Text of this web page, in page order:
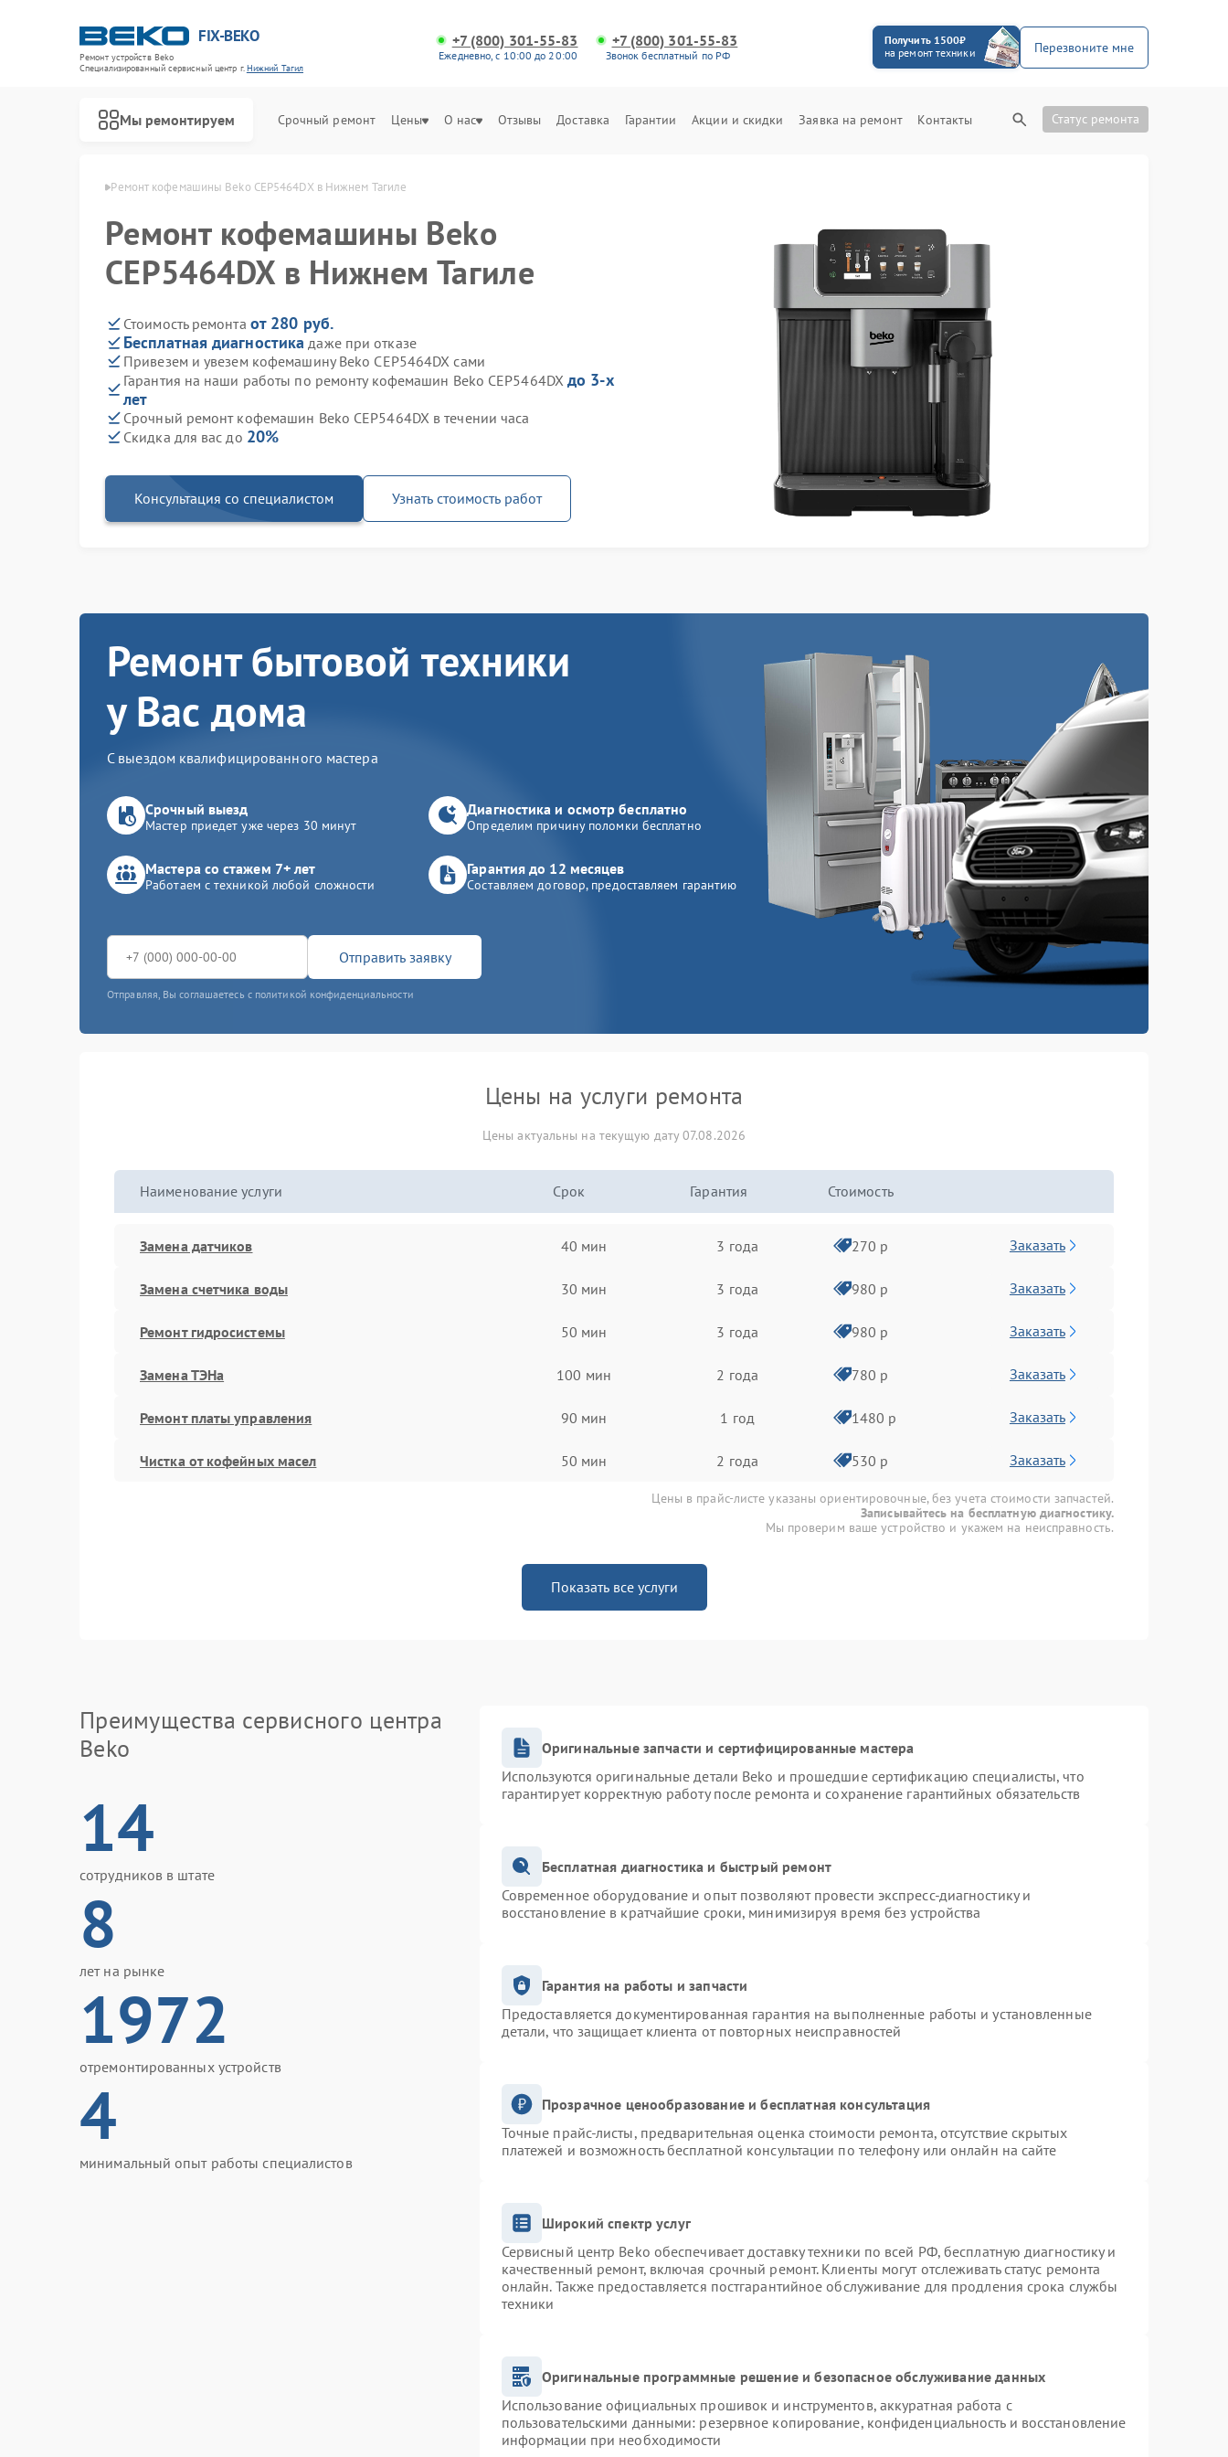
FIX-BEKO
Ремонт устройств Beko
Специализированный cервисный центр г.Нижний Тагил
+7 (800) 301-55-83
Ежедневно, с 10:00 до 20:00
+7 (800) 301-55-83
Звонок бесплатный по РФ
Получить 1500₽
на ремонт техники
Перезвоните мне
Мы ремонтируем Срочный ремонт Цены О нас Отзывы Доставка Гарантии Акции и скидки Заявка на ремонт Контакты Статус ремонта
в Нижнем Тагиле Ремонт кофемашины Beko CEP5464DX в Нижнем Тагиле
Ремонт кофемашины Beko
CEP5464DX в Нижнем Тагиле
Стоимость ремонта от 280 руб.
Бесплатная диагностика даже при отказе
Привезем и увезем кофемашину Beko CEP5464DX сами
Гарантия на наши работы по ремонту кофемашин Beko CEP5464DX до 3-х
лет
Срочный ремонт кофемашин Beko CEP5464DX в течении часа
Скидка для вас до 20%
Консультация со специалистом Узнать стоимость работ
Ремонт бытовой техники
у Вас дома
С выездом квалифицированного мастера
Срочный выезд
Мастер приедет уже через 30 минут
Диагностика и осмотр бесплатно
Определим причину поломки бесплатно
Мастера со стажем 7+ лет
Работаем с техникой любой сложности
Гарантия до 12 месяцев
Составляем договор, предоставляем гарантию
Отправить заявку
Отправляя, Вы соглашаетесь с политикой конфиденциальности
Цены на услуги ремонта
Цены актуальны на текущую дату 07.08.2026
Наименование услуги Срок Гарантия Стоимость
Замена датчиков 40 мин 3 года 270 р Заказать
Замена счетчика воды 30 мин 3 года 980 р Заказать
Ремонт гидросистемы 50 мин 3 года 980 р Заказать
Замена ТЭНа 100 мин 2 года 780 р Заказать
Ремонт платы управления 90 мин 1 год 1480 р Заказать
Чистка от кофейных масел 50 мин 2 года 530 р Заказать
Цены в прайс-листе указаны ориентировочные, без учета стоимости запчастей.
Записывайтесь на бесплатную диагностику.
Мы проверим ваше устройство и укажем на неисправность.
Показать все услуги
Преимущества сервисного центра
Beko
14
сотрудников в штате
8
лет на рынке
1972
отремонтированных устройств
4
минимальный опыт работы специалистов
Оригинальные запчасти и сертифицированные мастера
Используются оригинальные детали Beko и прошедшие сертификацию специалисты, что
гарантирует корректную работу после ремонта и сохранение гарантийных обязательств
Бесплатная диагностика и быстрый ремонт
Современное оборудование и опыт позволяют провести экспресс-диагностику и
восстановление в кратчайшие сроки, минимизируя время без устройства
Гарантия на работы и запчасти
Предоставляется документированная гарантия на выполненные работы и установленные
детали, что защищает клиента от повторных неисправностей
Прозрачное ценообразование и бесплатная консультация
Точные прайс-листы, предварительная оценка стоимости ремонта, отсутствие скрытых
платежей и возможность бесплатной консультации по телефону или онлайн на сайте
Широкий спектр услуг
Сервисный центр Beko обеспечивает доставку техники по всей РФ, бесплатную диагностику и
качественный ремонт, включая срочный ремонт. Клиенты могут отслеживать статус ремонта
онлайн. Также предоставляется постгарантийное обслуживание для продления срока службы
техники
Оригинальные программные решение и безопасное обслуживание данных
Использование официальных прошивок и инструментов, аккуратная работа с
пользовательскими данными: резервное копирование, конфиденциальность и восстановление
информации при необходимости